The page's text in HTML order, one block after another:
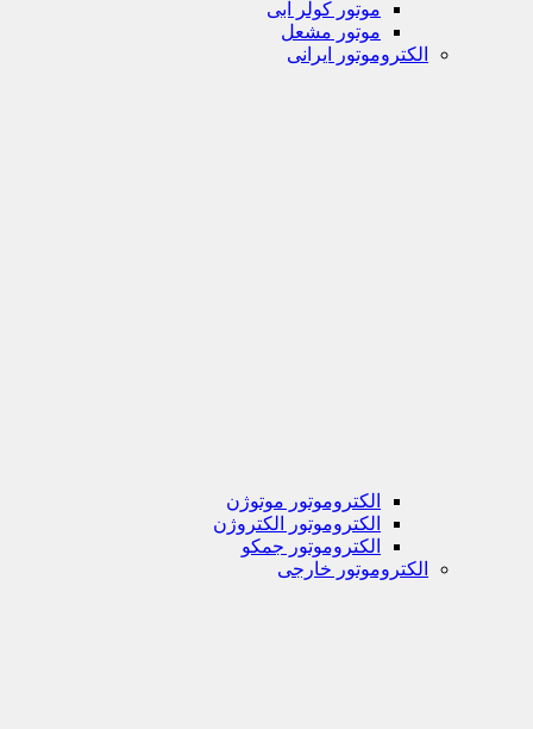
موتور کولر آبی
موتور مشعل
الکتروموتور ایرانی
الکتروموتور موتوژن
الکتروموتور الکتروژن
الکتروموتور جمکو
الکتروموتور خارجی